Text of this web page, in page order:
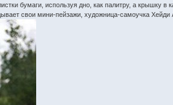
бумаги, используя дно, как палитру, а крышку в
свои мини-пейзажи, художница-самоучка Хейди